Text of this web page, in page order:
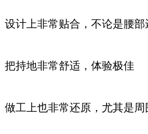
设计上非常贴合，不论是腰部
把持地非常舒适，体验极佳
做工上也非常还原，尤其是周